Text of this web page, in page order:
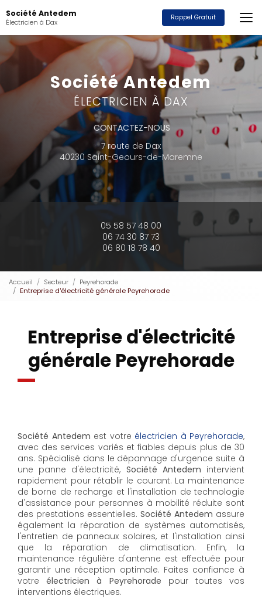
au
contenu
principal
Société Antedem
Électricien à Dax Rappel Gratuit
Société Antedem
ÉLECTRICIEN À DAX
CONTACTEZ-NOUS
7 route de Dax
40230 Saint-Geours-de-Maremne
05 58 57 48 00
06 74 30 87 73
06 80 18 78 40
Accueil Secteur
Peyrehorade
Entreprise d'électricité générale Peyrehorade
Entreprise d'électricité
générale Peyrehorade
Société Antedem est votre électricien à Peyrehorade,
avec des services variés et fiables depuis plus de 30
ans. Spécialisé dans le dépannage d'urgence suite à
une panne d'électricité, Société Antedem intervient
rapidement pour rétablir le courant. La maintenance
de borne de recharge et l'installation de technologie
d'assistance pour personnes à mobilité réduite sont
des prestations essentielles. Société Antedem assure
également la réparation de systèmes automatisés,
l'entretien de panneaux solaires, et l'installation ainsi
que la réparation de climatisation. Enfin, la
maintenance régulière d'antenne est effectuée pour
garantir une réception optimale. Faites confiance à
votreélectricien à Peyrehorade pour toutes vos
interventions électriques.